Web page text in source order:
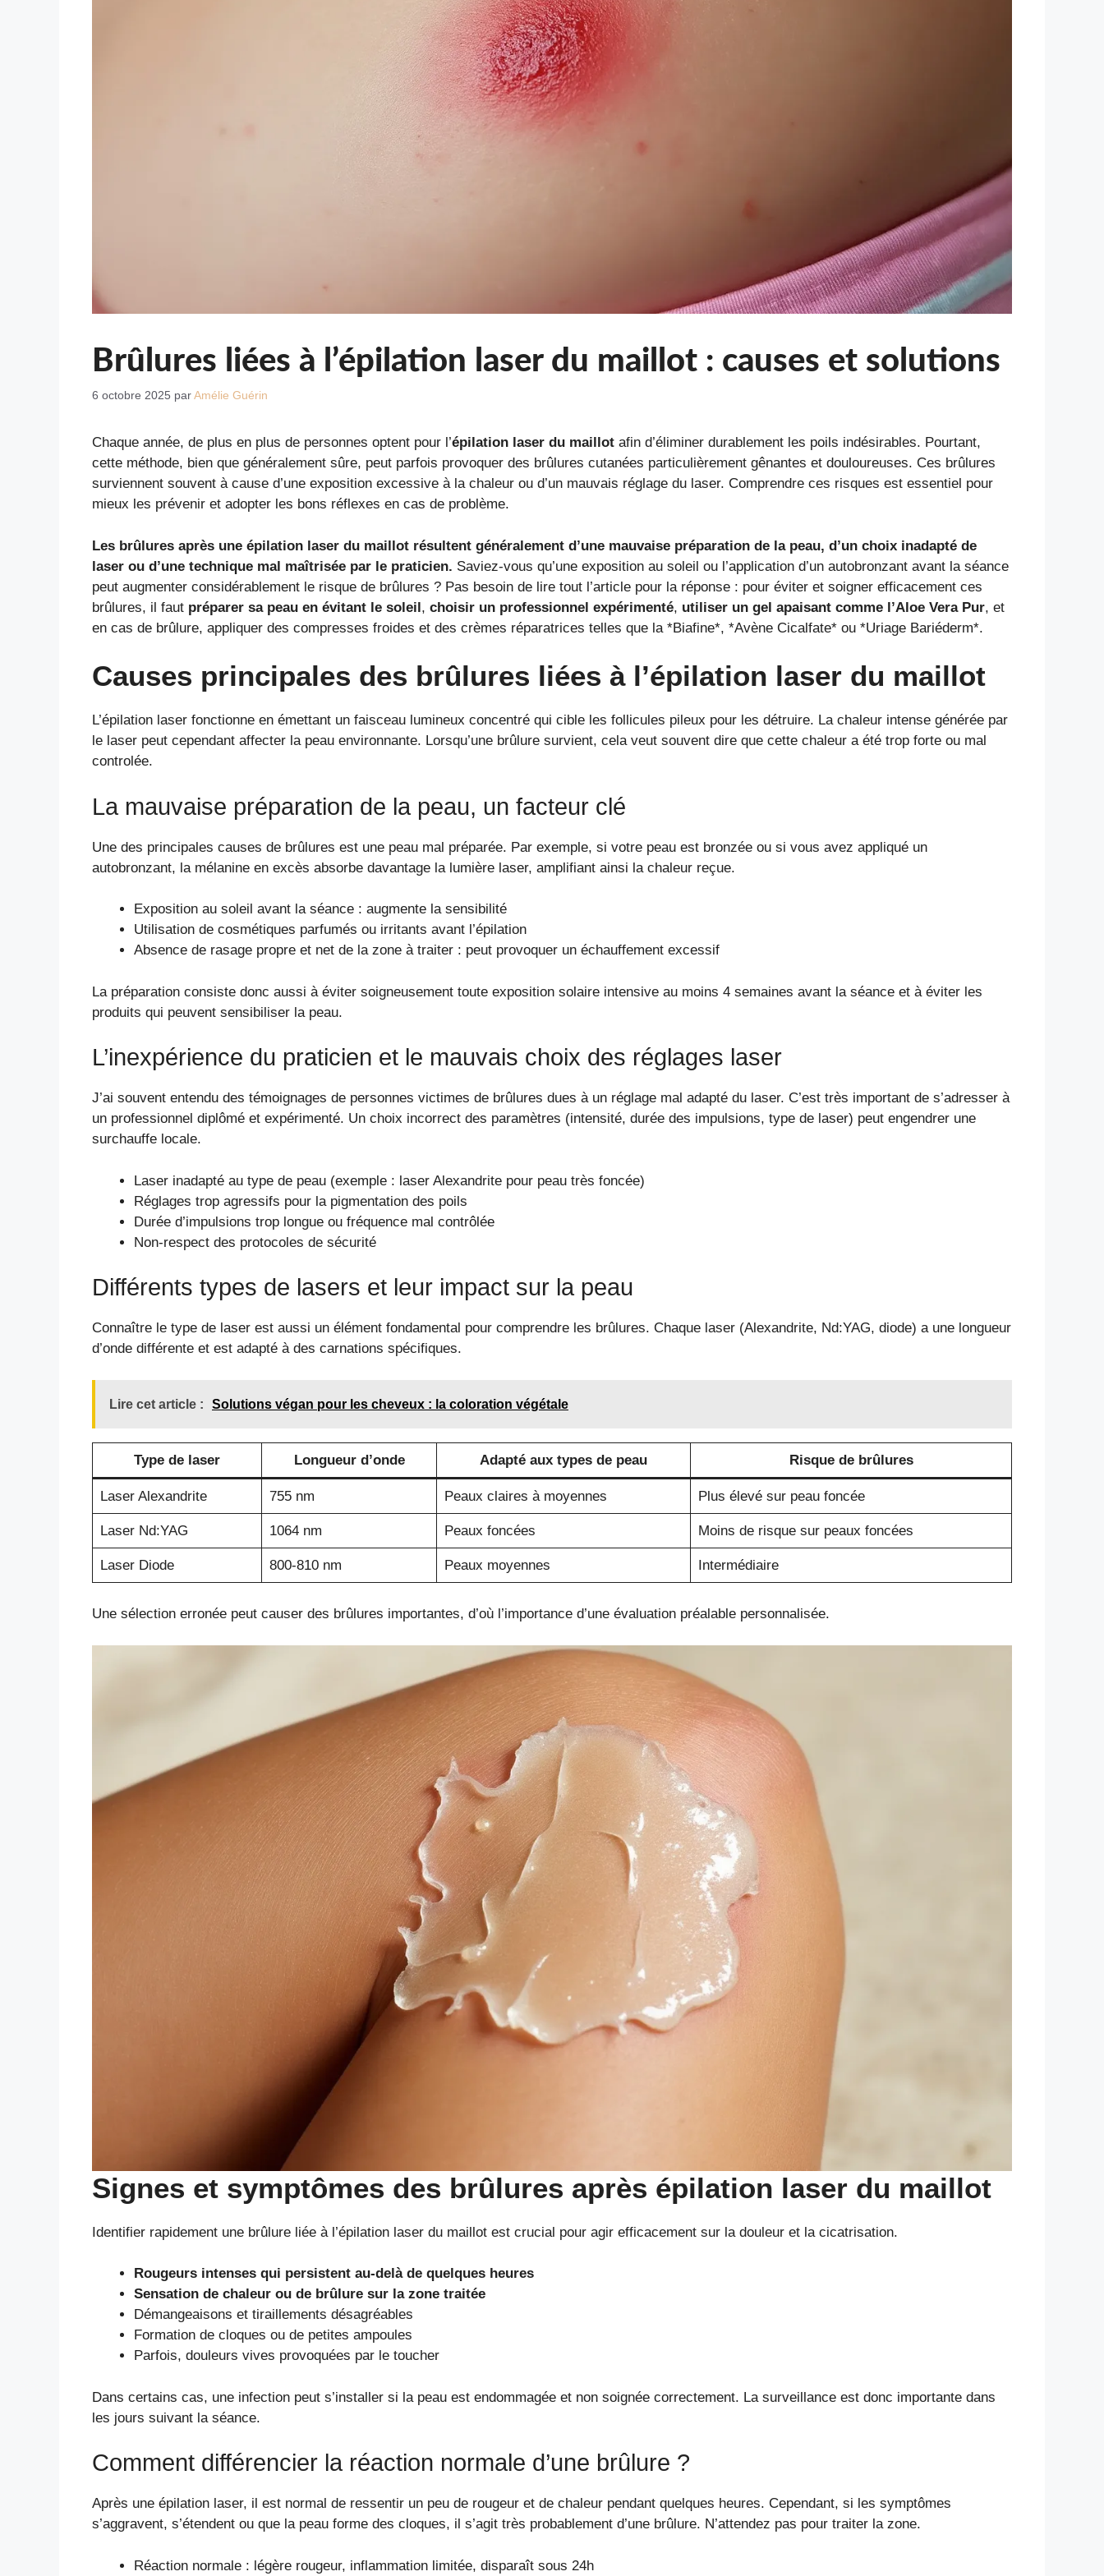
Brûlures liées à l’épilation laser du maillot : causes et solutions
6 octobre 2025 parAmélie Guérin
Chaque année, de plus en plus de personnes optent pour l’épilation laser du maillot afin d’éliminer durablement les poils indésirables. Pourtant,
cette méthode, bien que généralement sûre, peut parfois provoquer des brûlures cutanées particulièrement gênantes et douloureuses. Ces brûlures
surviennent souvent à cause d’une exposition excessive à la chaleur ou d’un mauvais réglage du laser. Comprendre ces risques est essentiel pour
mieux les prévenir et adopter les bons réflexes en cas de problème.
Les brûlures après une épilation laser du maillot résultent généralement d’une mauvaise préparation de la peau, d’un choix inadapté de
laser ou d’une technique mal maîtrisée par le praticien. Saviez-vous qu’une exposition au soleil ou l’application d’un autobronzant avant la séance
peut augmenter considérablement le risque de brûlures ? Pas besoin de lire tout l’article pour la réponse : pour éviter et soigner efficacement ces
brûlures, il faut préparer sa peau en évitant le soleil, choisir un professionnel expérimenté, utiliser un gel apaisant comme l’Aloe Vera Pur, et
en cas de brûlure, appliquer des compresses froides et des crèmes réparatrices telles que la *Biafine*, *Avène Cicalfate* ou *Uriage Bariéderm*.
Causes principales des brûlures liées à l’épilation laser du maillot
L’épilation laser fonctionne en émettant un faisceau lumineux concentré qui cible les follicules pileux pour les détruire. La chaleur intense générée par
le laser peut cependant affecter la peau environnante. Lorsqu’une brûlure survient, cela veut souvent dire que cette chaleur a été trop forte ou mal
controlée.
La mauvaise préparation de la peau, un facteur clé
Une des principales causes de brûlures est une peau mal préparée. Par exemple, si votre peau est bronzée ou si vous avez appliqué un
autobronzant, la mélanine en excès absorbe davantage la lumière laser, amplifiant ainsi la chaleur reçue.
Exposition au soleil avant la séance : augmente la sensibilité
Utilisation de cosmétiques parfumés ou irritants avant l’épilation
Absence de rasage propre et net de la zone à traiter : peut provoquer un échauffement excessif
La préparation consiste donc aussi à éviter soigneusement toute exposition solaire intensive au moins 4 semaines avant la séance et à éviter les
produits qui peuvent sensibiliser la peau.
L’inexpérience du praticien et le mauvais choix des réglages laser
J’ai souvent entendu des témoignages de personnes victimes de brûlures dues à un réglage mal adapté du laser. C’est très important de s’adresser à
un professionnel diplômé et expérimenté. Un choix incorrect des paramètres (intensité, durée des impulsions, type de laser) peut engendrer une
surchauffe locale.
Laser inadapté au type de peau (exemple : laser Alexandrite pour peau très foncée)
Réglages trop agressifs pour la pigmentation des poils
Durée d’impulsions trop longue ou fréquence mal contrôlée
Non-respect des protocoles de sécurité
Différents types de lasers et leur impact sur la peau
Connaître le type de laser est aussi un élément fondamental pour comprendre les brûlures. Chaque laser (Alexandrite, Nd:YAG, diode) a une longueur
d’onde différente et est adapté à des carnations spécifiques.
Lire cet article : Solutions végan pour les cheveux : la coloration végétale
Type de laser Longueur d’onde Adapté aux types de peau Risque de brûlures
Laser Alexandrite 755 nm Peaux claires à moyennes Plus élevé sur peau foncée
Laser Nd:YAG 1064 nm Peaux foncées Moins de risque sur peaux foncées
Laser Diode 800-810 nm Peaux moyennes Intermédiaire
Une sélection erronée peut causer des brûlures importantes, d’où l’importance d’une évaluation préalable personnalisée.
Signes et symptômes des brûlures après épilation laser du maillot
Identifier rapidement une brûlure liée à l’épilation laser du maillot est crucial pour agir efficacement sur la douleur et la cicatrisation.
Rougeurs intenses qui persistent au-delà de quelques heures
Sensation de chaleur ou de brûlure sur la zone traitée
Démangeaisons et tiraillements désagréables
Formation de cloques ou de petites ampoules
Parfois, douleurs vives provoquées par le toucher
Dans certains cas, une infection peut s’installer si la peau est endommagée et non soignée correctement. La surveillance est donc importante dans
les jours suivant la séance.
Comment différencier la réaction normale d’une brûlure ?
Après une épilation laser, il est normal de ressentir un peu de rougeur et de chaleur pendant quelques heures. Cependant, si les symptômes
s’aggravent, s’étendent ou que la peau forme des cloques, il s’agit très probablement d’une brûlure. N’attendez pas pour traiter la zone.
Réaction normale : légère rougeur, inflammation limitée, disparaît sous 24h